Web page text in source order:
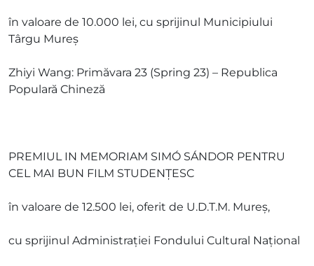
în valoare de 10.000 lei, cu sprijinul Municipiului
Târgu Mureş
Zhiyi Wang: Primăvara 23 (Spring 23) – Republica
Populară Chineză
PREMIUL IN MEMORIAM SIMÓ SÁNDOR PENTRU
CEL MAI BUN FILM STUDENŢESC
în valoare de 12.500 lei, oferit de U.D.T.M. Mureş,
cu sprijinul Administrației Fondului Cultural Național